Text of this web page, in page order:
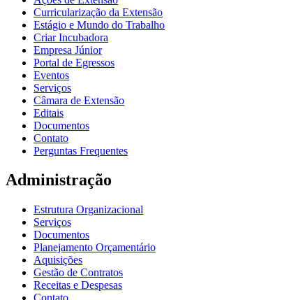
Curricularização da Extensão
Estágio e Mundo do Trabalho
Criar Incubadora
Empresa Júnior
Portal de Egressos
Eventos
Serviços
Câmara de Extensão
Editais
Documentos
Contato
Perguntas Frequentes
Administração
Estrutura Organizacional
Serviços
Documentos
Planejamento Orçamentário
Aquisições
Gestão de Contratos
Receitas e Despesas